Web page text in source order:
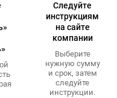
Следуйте
инструкциям
на сайте
компании
Выберите
нужную сумму
и срок, затем
следуйте
инструкции.